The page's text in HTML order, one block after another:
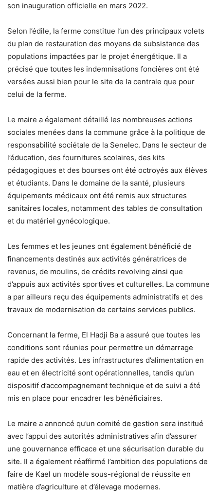
son inauguration officielle en mars 2022.
Selon l’édile, la ferme constitue l’un des principaux volets
du plan de restauration des moyens de subsistance des
populations impactées par le projet énergétique. Il a
précisé que toutes les indemnisations foncières ont été
versées aussi bien pour le site de la centrale que pour
celui de la ferme.
Le maire a également détaillé les nombreuses actions
sociales menées dans la commune grâce à la politique de
responsabilité sociétale de la Senelec. Dans le secteur de
l’éducation, des fournitures scolaires, des kits
pédagogiques et des bourses ont été octroyés aux élèves
et étudiants. Dans le domaine de la santé, plusieurs
équipements médicaux ont été remis aux structures
sanitaires locales, notamment des tables de consultation
et du matériel gynécologique.
Les femmes et les jeunes ont également bénéficié de
financements destinés aux activités génératrices de
revenus, de moulins, de crédits revolving ainsi que
d’appuis aux activités sportives et culturelles. La commune
a par ailleurs reçu des équipements administratifs et des
travaux de modernisation de certains services publics.
Concernant la ferme, El Hadji Ba a assuré que toutes les
conditions sont réunies pour permettre un démarrage
rapide des activités. Les infrastructures d’alimentation en
eau et en électricité sont opérationnelles, tandis qu’un
dispositif d’accompagnement technique et de suivi a été
mis en place pour encadrer les bénéficiaires.
Le maire a annoncé qu’un comité de gestion sera institué
avec l’appui des autorités administratives afin d’assurer
une gouvernance efficace et une sécurisation durable du
site. Il a également réaffirmé l’ambition des populations de
faire de Kael un modèle sous-régional de réussite en
matière d’agriculture et d’élevage modernes.